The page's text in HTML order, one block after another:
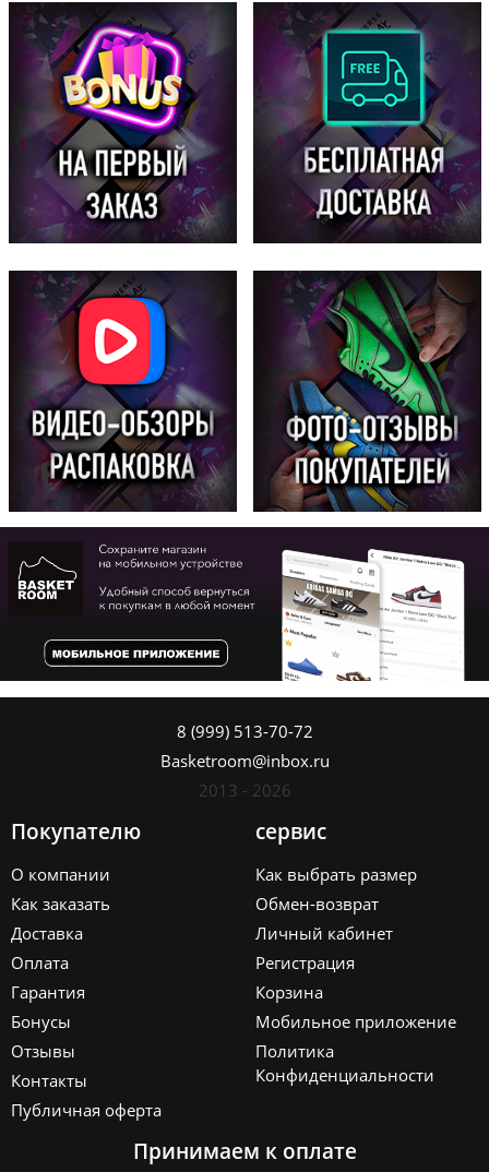
8 (999) 513-70-72
Basketroom@inbox.ru
2013 - 2026
Покупателю
О компании
Как заказать
Доставка
Оплата
Гарантия
Бонусы
Отзывы
Контакты
Публичная оферта
сервис
Как выбрать размер
Обмен-возврат
Личный кабинет
Регистрация
Корзина
Мобильное приложение
Политика
Конфиденциальности
Принимаем к оплате